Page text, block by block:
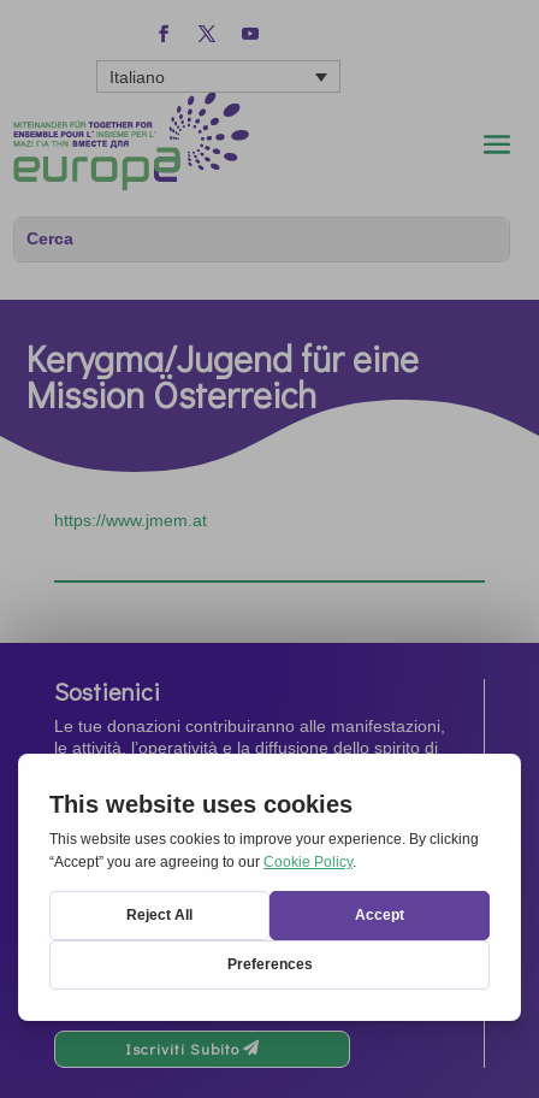
Italiano
Kerygma/Jugend für eine
Mission Österreich
https://www.jmem.at
Sostienici
Le tue donazioni contribuiranno alle manifestazioni,
le attività, l’operatività e la diffusione dello spirito di
Dona Ora
Newsletter
Rimani aggiornato di tutte le ultime notizie dalla
Iscriviti Subito